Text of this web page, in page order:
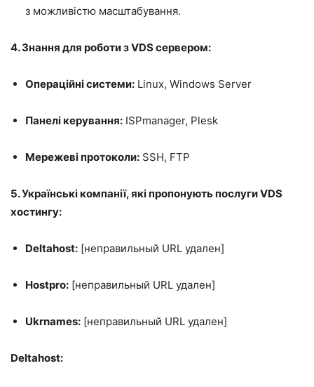
з можливістю масштабування.
4. Знання для роботи з VDS сервером:
Операційні системи: Linux, Windows Server
Панелі керування: ISPmanager, Plesk
Мережеві протоколи: SSH, FTP
5. Українські компанії, які пропонують послуги VDS
хостингу:
Deltahost: [неправильный URL удален]
Hostpro: [неправильный URL удален]
Ukrnames: [неправильный URL удален]
Deltahost: